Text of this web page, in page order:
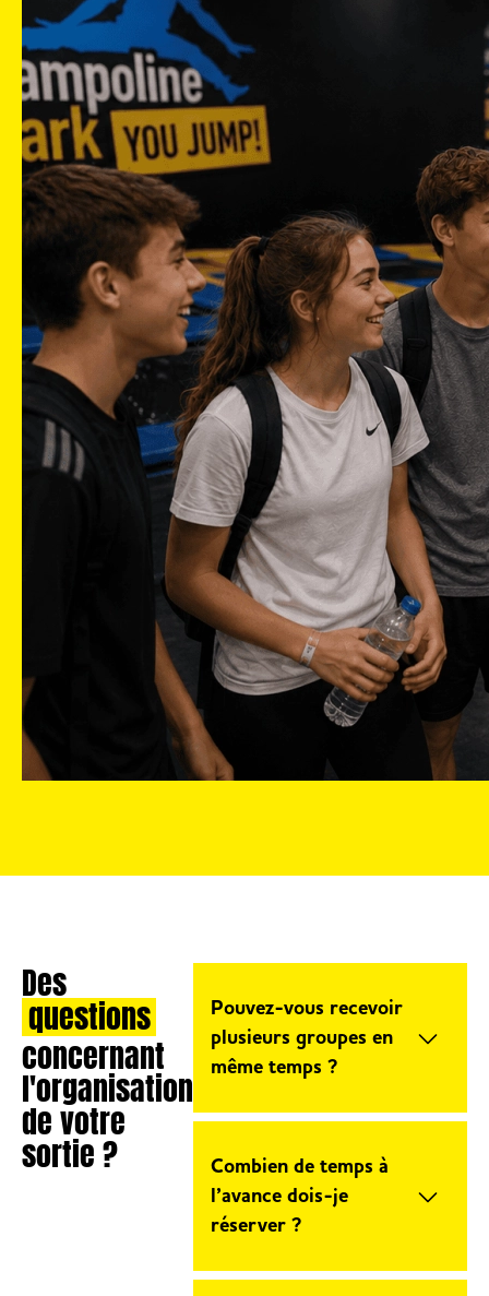
Des
questions
concernant
l'organisation
de votre
sortie ?
Pouvez-vous recevoir
plusieurs groupes en
même temps ?
Votre Trampoline Park You
Jump accueille plusieurs
groupes simultanément,
jusqu’à 90 enfants sur une
à contacter votre centre
Combien de temps à
l’avance dois-je
réserver ?
La réservation est conseillée